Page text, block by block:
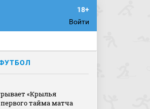
Войти
«Крылья
первого тайма матча